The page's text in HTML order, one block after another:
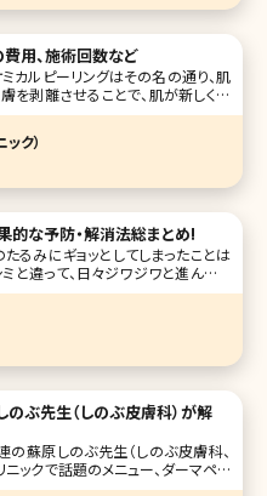
用、施術回数など
カルピーリングはその名の通り、肌
を剥離させることで、肌が新しく生
、トラブルを改善する方法です。最
ルピーリングのキットも販売されて
ルピーリングとはどんな薬剤を使
ク）
的な予防・解消法総まとめ!
るみにギョッとしてしまったことは
と違って、日々ジワジワと進んでい
気になりだすもの。また、他のエイ
すと一気に見た目年齢がアップし
ぶ先生（しのぶ皮膚科）が解
蘇原しのぶ先生（しのぶ皮膚科、
ックで話題のメニュー、ダーマペン
れました。 気になるニキビ跡、治療